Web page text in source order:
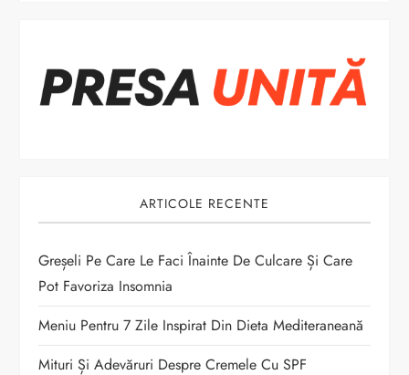
e
î
r
t
i
c
ARTICOLE RECENTE
Greșeli Pe Care Le Faci Înainte De Culcare Și Care
Pot Favoriza Insomnia
Meniu Pentru 7 Zile Inspirat Din Dieta Mediteraneană
Mituri Și Adevăruri Despre Cremele Cu SPF